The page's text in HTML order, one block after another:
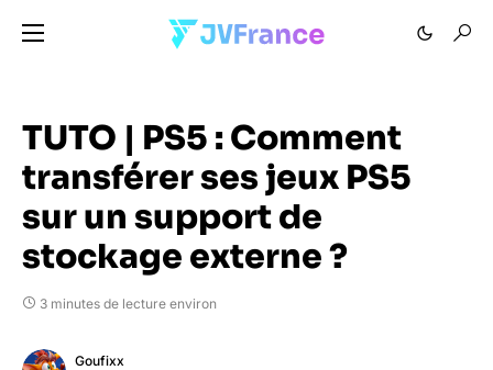
TUTO | PS5 : Comment
transférer ses jeux PS5
sur un support de
stockage externe ?
3 minutes de lecture environ
Goufixx